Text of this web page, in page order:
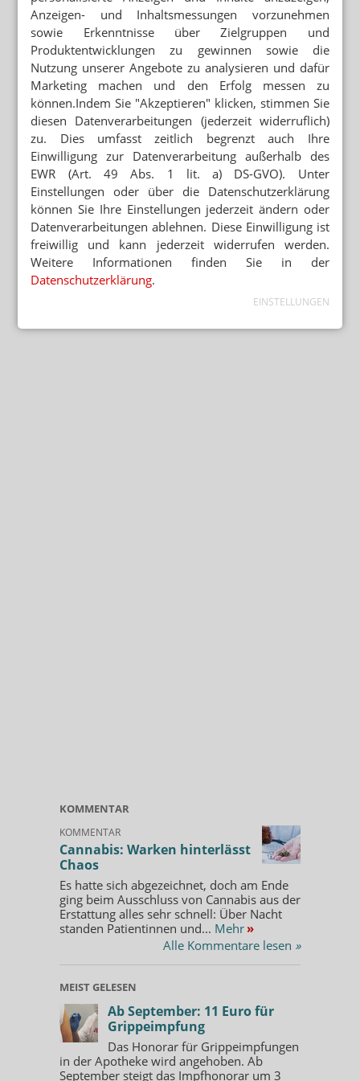
Anzeigen- und Inhaltsmessungen vorzunehmen
sowie Erkenntnisse über Zielgruppen und
Produktentwicklungen zu gewinnen sowie die
Nutzung unserer Angebote zu analysieren und dafür
Marketing machen und den Erfolg messen zu
können.Indem Sie "Akzeptieren" klicken, stimmen Sie
diesen Datenverarbeitungen (jederzeit widerruflich)
zu. Dies umfasst zeitlich begrenzt auch Ihre
Einwilligung zur Datenverarbeitung außerhalb des
EWR (Art. 49 Abs. 1 lit. a) DS-GVO). Unter
Einstellungen oder über die Datenschutzerklärung
können Sie Ihre Einstellungen jederzeit ändern oder
Datenverarbeitungen ablehnen. Diese Einwilligung ist
freiwillig und kann jederzeit widerrufen werden.
Weitere Informationen finden Sie in der
Datenschutzerklärung.
EINSTELLUNGEN
KOMMENTAR
KOMMENTAR
Cannabis: Warken hinterlässt
Chaos
Es hatte sich abgezeichnet, doch am Ende
ging beim Ausschluss von Cannabis aus der
Erstattung alles sehr schnell: Über Nacht
standen Patientinnen und... Mehr »
Alle Kommentare lesen »
MEIST GELESEN
Ab September: 11 Euro für
Grippeimpfung
Das Honorar für Grippeimpfungen
in der Apotheke wird angehoben. Ab
September steigt das Impfhonorar um 3